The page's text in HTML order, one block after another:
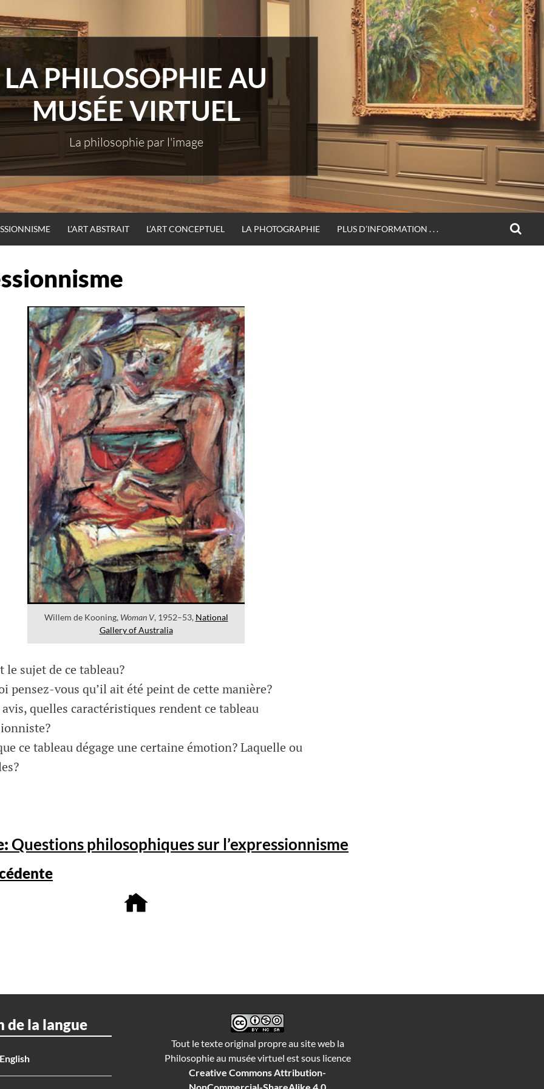
LA PHILOSOPHIE AU
MUSÉE VIRTUEL
La philosophie par l'image
L’ART ABSTRAIT L’ART CONCEPTUEL LA PHOTOGRAPHIE PLUS D’INFORMATION . . .
Willem de Kooning, Woman V, 1952–53, National
Gallery of Australia
le sujet de ce tableau?
pensez-vous qu’il ait été peint de cette manière?
quelles caractéristiques rendent ce tableau
ce tableau dégage une certaine émotion? Laquelle ou
Questions philosophiques sur l’expressionnisme
de la langue
English
Tout le texte original propre au site web la
Philosophie au musée virtuel est sous licence
Creative Commons Attribution-